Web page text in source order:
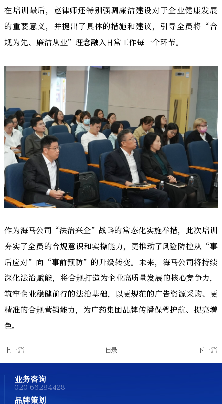
在培训最后，赵律师还特别强调廉洁建设对于企业健康发展
的重要意义，并提出了具体的措施和建议，引导全员将“合
规为先、廉洁从业”理念融入日常工作每一个环节。
作为海马公司“法治兴企”战略的常态化实施举措，此次培训
夯实了全员的合规意识和实操能力，更推动了风险防控从“事
后应对”向“事前预防”的升级转变。未来，海马公司将持续
深化法治赋能，将合规打造为企业高质量发展的核心竞争力，
筑牢企业稳健前行的法治基础，以更规范的广告资源采购、更
精准的合规营销能力，为广药集团品牌传播保驾护航、提亮增
色。
上一篇 目录 下一篇
业务咨询
020-66284428
品牌策划